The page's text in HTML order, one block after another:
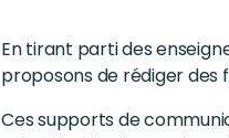
En tirant parti des
proposons de rédiger des
Ces supports de